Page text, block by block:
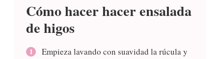
Cómo hacer hacer ensalada
de higos
Empieza lavando con suavidad la rúcula y